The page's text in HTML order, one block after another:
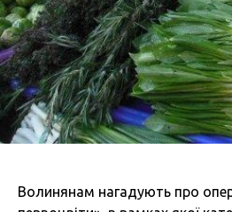
Волинянам нагадують про